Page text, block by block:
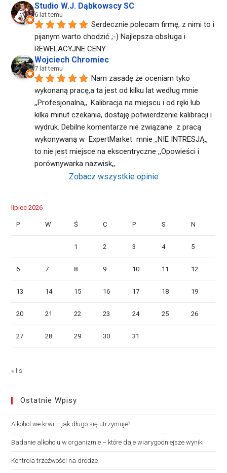
Studio W.J. Dąbkowscy SC
6 lat temu
Serdecznie polecam firmę, z nimi to i
pijanym warto chodzić ;-) Najlepsza obsługa i
REWELACYJNE CENY
Wojciech Chromiec
7 lat temu
Nam zasadę że oceniam tyko
wykonaną pracę,a ta jest od kilku lat według mnie
,,Profesjonalna,,. Kalibracja na miejscu i od ręki lub
kilka minut czekania, dostaję potwierdzenie kalibracji i
wydruk. Debilne komentarze nie związane  z pracą
wykonywaną w  ExpertMarket  mnie ,,NIE INTRESJĄ,,
to nie jest miejsce na ekscentryczne ,,Opowieści i
porównywarka nazwisk,,.
Zobacz wszystkie opinie
lipiec 2026
P W Ś C P S N
1 2 3 4 5
6 7 8 9 10 11 12
13 14 15 16 17 18 19
20 21 22 23 24 25 26
27 28 29 30 31
« lis
Ostatnie Wpisy
Alkohol we krwi – jak długo się utrzymuje?
Badanie alkoholu w organizmie – które daje wiarygodniejsze wyniki
Kontrola trzeźwości na drodze